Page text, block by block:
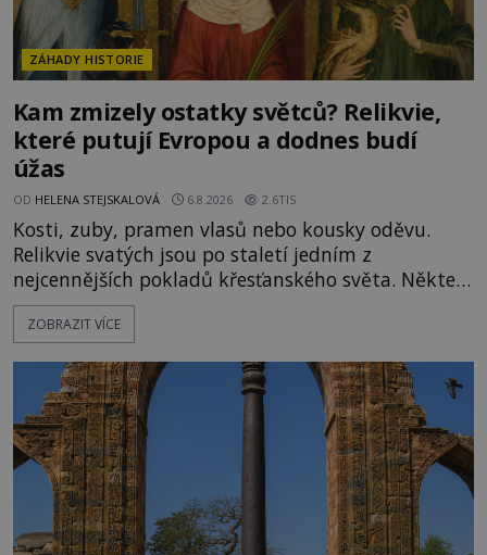
ZÁHADY HISTORIE
Kam zmizely ostatky světců? Relikvie,
které putují Evropou a dodnes budí
úžas
OD HELENA STEJSKALOVÁ 6.8.2026 2.6TIS
Kosti, zuby, pramen vlasů nebo kousky oděvu.
Relikvie svatých jsou po staletí jedním z
nejcennějších pokladů křesťanského světa. Některé
mají pečlivě doloženou historii, jiné provází
záhady, krádeže i nečekané objevy. Jejich osudy
o skutečné historické události. Ve středověké
Evropě mají relikvie mimořádnou hodnotu. Nejsou
jen předmětem úcty
ZOBRAZIT VÍCE